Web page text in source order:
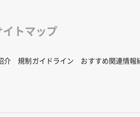
トマップ
介 規制ガイドライン おすすめ関連情報